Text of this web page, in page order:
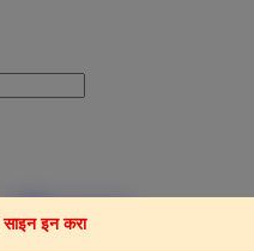
साइन इन करा
Feedback